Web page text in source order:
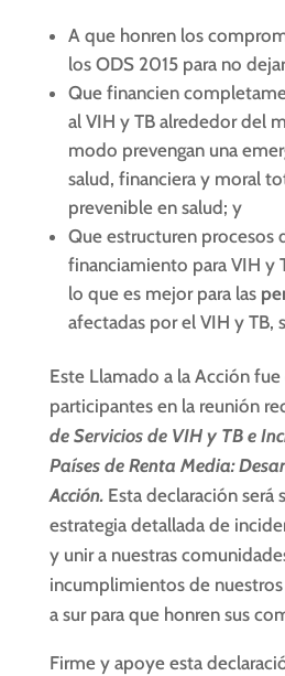
A que honren los
los ODS 2015 para no
Que financien
al VIH y TB alrededor del
modo prevengan una
salud, financiera y moral
prevenible en salud; y
Que estructuren procesos
financiamiento para VIH y
lo que es mejor para las
afectadas por el VIH y TB,
Este Llamado a la Acción
participantes en la reunión
de Servicios de VIH y TB e
Países de Renta Media:
Acción. Esta declaración será
estrategia detallada de
y unir a nuestras
incumplimientos de
a sur para que honren sus
Firme y apoye esta